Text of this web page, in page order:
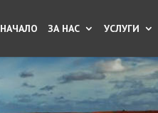
НАЧАЛО ЗА НАС УСЛУГИ